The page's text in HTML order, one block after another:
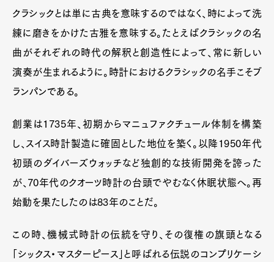
クラシックとは単に古典を意味するのではなく、時によって洗
練に磨きをかけた古雅を意味する。たとえばクラシックの名
曲がそれぞれの時代の解釈と創造性によって、常に新しい
演奏が生まれるように。時計におけるクラシックの名手こそブ
ランパンである。
創業は1735年、初期からマニュファクチュール体制を構築
し、スイス時計製造に確固とした地位を築く。以降1950年代
初頭のダイバーズウォッチなど独創的な技術開発を誇った
が、70年代のクオーツ時計の台頭でやむなく休眠状態へ。再
始動を果たしたのは83年のことだ。
この時、機械式時計の伝統を守り、その復権の旗頭となる
「シックス・マスターピース」と呼ばれる伝説のコンプリケーシ